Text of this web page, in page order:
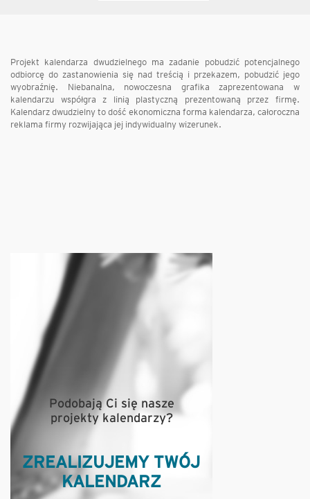
Projekt kalendarza dwudzielnego ma zadanie pobudzić potencjalnego
odbiorcę do zastanowienia się nad treścią i przekazem, pobudzić jego
wyobraźnię. Niebanalna, nowoczesna grafika zaprezentowana w
kalendarzu współgra z linią plastyczną prezentowaną przez firmę.
Kalendarz dwudzielny to dość ekonomiczna forma kalendarza, całoroczna
reklama firmy rozwijająca jej indywidualny wizerunek.
Podobają Ci się nasze
projekty kalendarzy?
ZREALIZUJEMY TWÓJ
KALENDARZ